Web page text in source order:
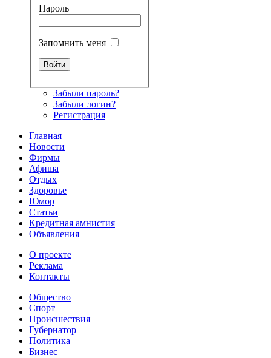
Пароль
Запомнить меня
Забыли пароль?
Забыли логин?
Регистрация
Главная
Новости
Фирмы
Афиша
Отдых
Здоровье
Юмор
Статьи
Кредитная амнистия
Объявления
О проекте
Реклама
Контакты
Общество
Спорт
Происшествия
Губернатор
Политика
Бизнес